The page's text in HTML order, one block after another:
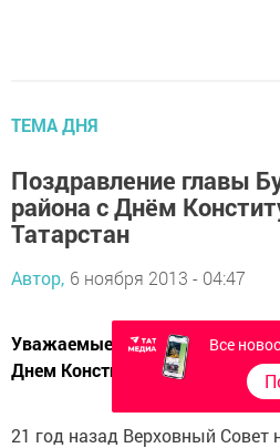
ТЕМА ДНЯ
Поздравление главы
района с Днём
Татарстан
Автор, 6 ноября 2013 - 04:47
Уважаемые бугульминцы!
Днем Конституции Республики
21 год назад Верховный Совет
Все